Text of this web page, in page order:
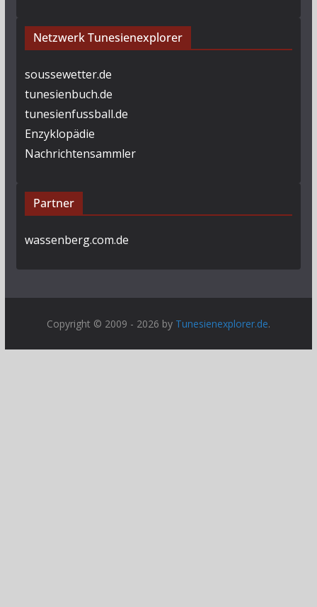
Netzwerk Tunesienexplorer
soussewetter.de
tunesienbuch.de
tunesienfussball.de
Enzyklopädie
Nachrichtensammler
Partner
wassenberg.com.de
Copyright © 2009 - 2026 by Tunesienexplorer.de.